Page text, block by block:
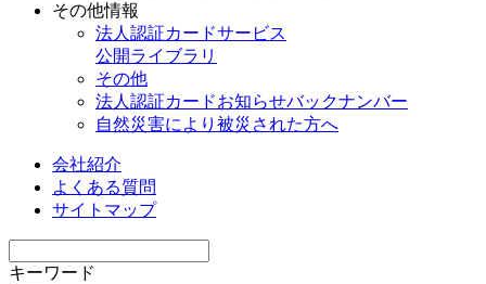
その他情報
法人認証カードサービス
公開ライブラリ
その他
法人認証カードお知らせバックナンバー
自然災害により被災された方へ
会社紹介
よくある質問
サイトマップ
キーワード